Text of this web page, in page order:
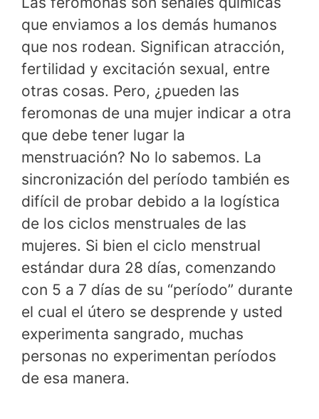
que enviamos a los demás humanos
que nos rodean. Significan atracción,
fertilidad y excitación sexual, entre
otras cosas. Pero, ¿pueden las
feromonas de una mujer indicar a otra
que debe tener lugar la
menstruación? No lo sabemos. La
sincronización del período también es
difícil de probar debido a la logística
de los ciclos menstruales de las
mujeres. Si bien el ciclo menstrual
estándar dura 28 días, comenzando
con 5 a 7 días de su “período” durante
el cual el útero se desprende y usted
experimenta sangrado, muchas
personas no experimentan períodos
de esa manera.